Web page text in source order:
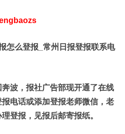
怎么登报_常州日报登报联系电
波，报社广告部现开通了在线
电话或添加登报老师微信，老
登报，见报后邮寄报纸。